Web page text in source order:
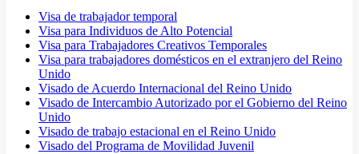
Visa de trabajador temporal
Visa para Individuos de Alto Potencial
Visa para Trabajadores Creativos Temporales
Visa para trabajadores domésticos en el extranjero del Reino
Unido
Visado de Acuerdo Internacional del Reino Unido
Visado de Intercambio Autorizado por el Gobierno del Reino
Unido
Visado de trabajo estacional en el Reino Unido
Visado del Programa de Movilidad Juvenil